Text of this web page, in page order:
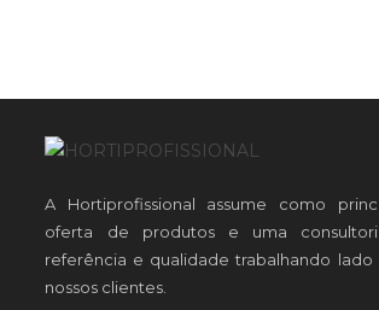
A Hortiprofissional assume como
oferta de produtos e uma
referência e qualidade trabalhando
nossos clientes.